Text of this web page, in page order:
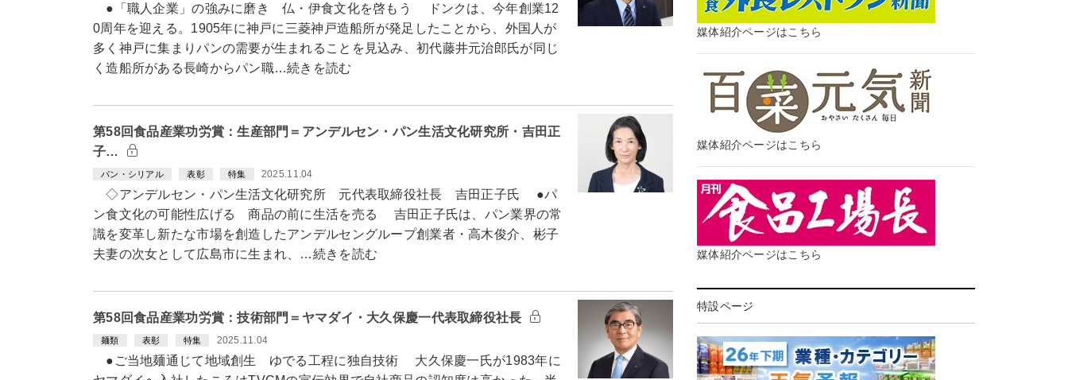
●「職人企業」の強みに磨き 仏・伊食文化を啓もう ドンクは、今年創業12
0周年を迎える。1905年に神戸に三菱神戸造船所が発足したことから、外国人が
多く神戸に集まりパンの需要が生まれることを見込み、初代藤井元治郎氏が同じ
く造船所がある長崎からパン職…続きを読む
第58回食品産業功労賞：生産部門＝アンデルセン・パン生活文化研究所・吉田正
子…
パン・シリアル 表彰 特集 2025.11.04
◇アンデルセン・パン生活文化研究所 元代表取締役社長 吉田正子氏 ●パ
ン食文化の可能性広げる 商品の前に生活を売る 吉田正子氏は、パン業界の常
識を変革し新たな市場を創造したアンデルセングループ創業者・高木俊介、彬子
夫妻の次女として広島市に生まれ、…続きを読む
第58回食品産業功労賞：技術部門＝ヤマダイ・大久保慶一代表取締役社長
麺類 表彰 特集 2025.11.04
●ご当地麺通じて地域創生 ゆでる工程に独自技術 大久保慶一氏が1983年に
媒体紹介ページはこちら
媒体紹介ページはこちら
媒体紹介ページはこちら
特設ページ